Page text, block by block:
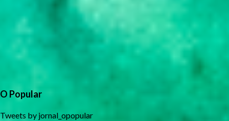
O Popular
Tweets by jornal_opopular